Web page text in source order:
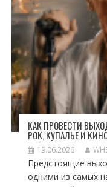
КАК ПРОВЕСТИ
РОК, КУПАЛЬЕ И
19.06.2026
Предстоящие
одними из самых